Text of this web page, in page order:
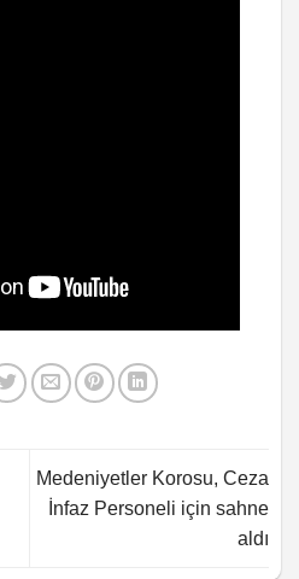
Medeniyetler Korosu, Ceza
İnfaz Personeli için sahne
aldı